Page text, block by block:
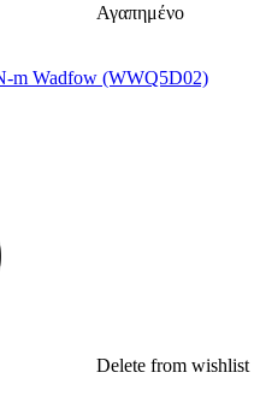
Αγαπημένο
Delete from wishlist